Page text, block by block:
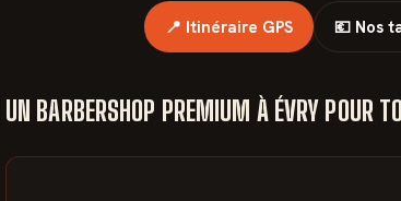
📍 Itinéraire GPS 💶 Nos
UN BARBERSHOP PREMIUM À ÉVRY POUR